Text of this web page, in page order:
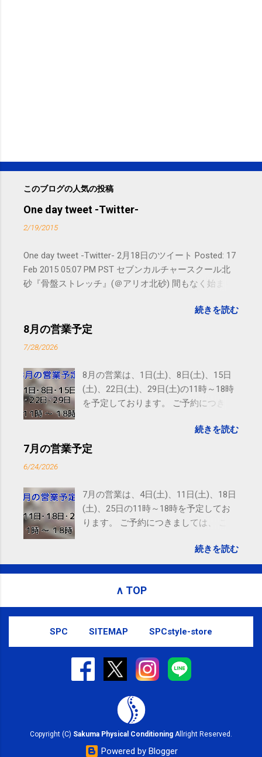
このブログの人気の投稿
One day tweet -Twitter-
2/19/2015
One day tweet -Twitter- 2月18日のツイート Posted: 17
Feb 2015 05:07 PM PST セブンカルチャースクール北
砂『骨盤ストレッチ』(＠アリオ北砂) 間もなく始まり
subscribed to email updates from サクマフィジカルコ
ンディショニング(@SPCstyle) - Twilog To stop
Email delivery powered by Google Google Inc., 1600
Amphitheatre Parkway, Mountain View, CA 94043,
United States
続きを読む
8月の営業予定
7/28/2026
8月の営業は、1日(土)、8日(土)、15日
(土)、22日(土)、29日(土)の11時～18時
を予定しております。 ご予約につきま
す。 電話に出られないことがあります
ので、ご予約、お問い合わせは
続きを読む
7月の営業予定
6/24/2026
7月の営業は、4日(土)、11日(土)、18日
(土)、25日の11時～18時を予定してお
ります。 ご予約につきましては、 こち
れないことがありますので、ご予約、
お問い合わせはSMS（ショートメッセ
続きを読む
∧ TOP
SPC SITEMAP SPCstyle-store
Copyright (C) Sakuma Physical Conditioning Allright Reserved.
Powered by Blogger